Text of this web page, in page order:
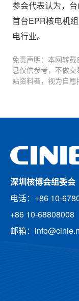
参会代表认为，
首台EPR核电机
电行业。
免责声明：本网转
息仅供参考，不做
站资料者，视为自愿
深圳核博会组委会
电话：+86 10-
+86 10-68808008
邮箱：